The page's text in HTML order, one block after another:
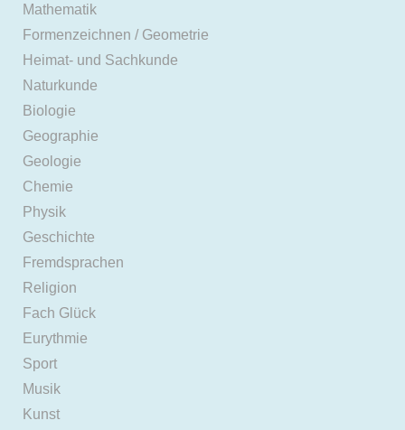
Mathematik
Formenzeichnen / Geometrie
Heimat- und Sachkunde
Naturkunde
Biologie
Geographie
Geologie
Chemie
Physik
Geschichte
Fremdsprachen
Religion
Fach Glück
Eurythmie
Sport
Musik
Kunst